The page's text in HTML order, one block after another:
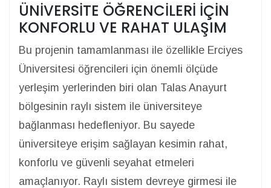
ÜNİVERSİTE ÖĞRENCİLERİ İÇİN
KONFORLU VE RAHAT ULAŞIM
Bu projenin tamamlanması ile özellikle Erciyes
Üniversitesi öğrencileri için önemli ölçüde
yerleşim yerlerinden biri olan Talas Anayurt
bölgesinin raylı sistem ile üniversiteye
bağlanması hedefleniyor. Bu sayede
üniversiteye erişim sağlayan kesimin rahat,
konforlu ve güvenli seyahat etmeleri
amaçlanıyor. Raylı sistem devreye girmesi ile